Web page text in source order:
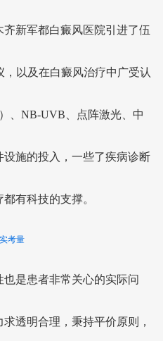
新军都白癜风医院引进了伍
以及在白癜风治疗中广受认
、NB-UVB、点阵激光、中
施的投入，一些了疾病诊断
有科技的支撑。
考量
是患者非常关心的实际问
透明合理，秉持平价原则，